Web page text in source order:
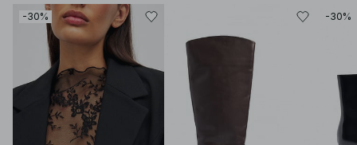
-30% -30%